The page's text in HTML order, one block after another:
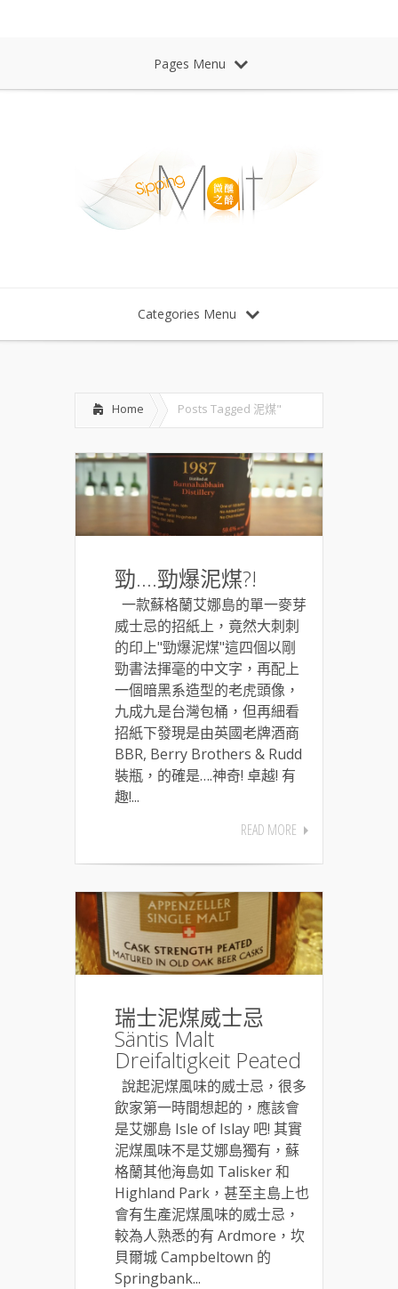
Pages Menu
Categories Menu
Home Posts Tagged 泥煤"
勁….勁爆泥煤?!
一款蘇格蘭艾娜島的單一麥芽
威士忌的招紙上，竟然大刺刺
的印上"勁爆泥煤"這四個以剛
勁書法揮毫的中文字，再配上
一個暗黑系造型的老虎頭像，
九成九是台灣包桶，但再細看
招紙下發現是由英國老牌酒商
BBR, Berry Brothers & Rudd
裝瓶，的確是….神奇! 卓越! 有
趣!...
READ MORE
瑞士泥煤威士忌
Säntis Malt
Dreifaltigkeit Peated
說起泥煤風味的威士忌，很多
飲家第一時間想起的，應該會
是艾娜島 Isle of Islay 吧! 其實
泥煤風味不是艾娜島獨有，蘇
格蘭其他海島如 Talisker 和
Highland Park，甚至主島上也
會有生產泥煤風味的威士忌，
較為人熟悉的有 Ardmore，坎
貝爾城 Campbeltown 的
Springbank...